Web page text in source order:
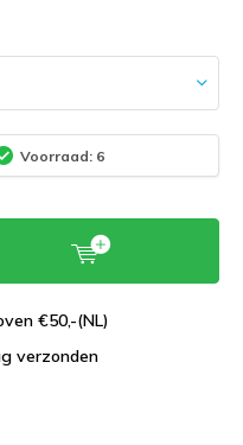
Voorraad: 6
€50,-(NL)
verzonden